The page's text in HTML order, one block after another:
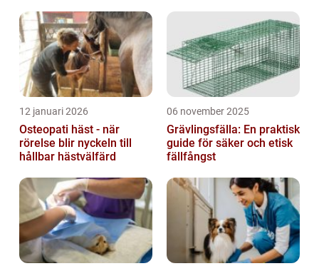
12 januari 2026
Osteopati häst - när
rörelse blir nyckeln till
hållbar hästvälfärd
06 november 2025
Grävlingsfälla: En praktisk
guide för säker och etisk
fällfångst